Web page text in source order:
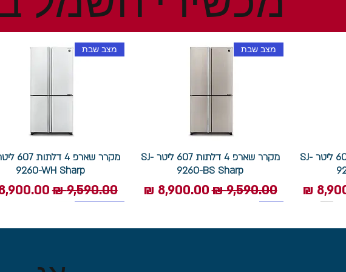
מקרר שארפ 4 דלתות 607 ליטר SJ-
מבצע
מצב שבת
מקרר שארפ 4 דלתות 607 ליטר SJ-
9260-BS Sharp
מחיר רגיל‏9,590.00 ‏₪ מחיר מבצע
מצב שבת
9260-WH Sharp
מחיר רגיל‏9,590.00 ‏₪ מחיר